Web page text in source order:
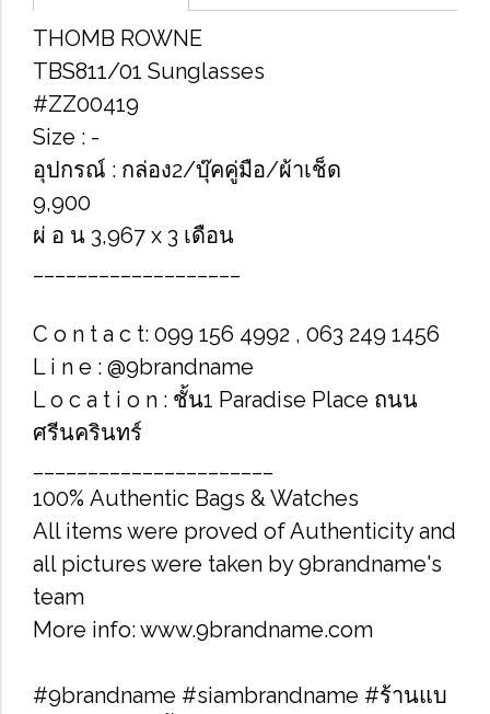
THOMB ROWNE
TBS811/01 Sunglasses
#ZZ00419
Size : -
อุปกรณ์ : กล่อง2/บุ๊คคู่มือ/ผ้าเช็ด
9,900
ผ่ อ น 3,967 x 3 เดือน
C o n t a c t: 099 156 4992 , 063 249 1456
L i n e : @9brandname
L o c a t i o n : ชั้น1 Paradise Place ถนน
ศรีนครินทร์
100% Authentic Bags & Watches
All items were proved of Authenticity and
all pictures were taken by 9brandname's
team
More info: www.9brandname.com
#9brandname #siambrandname #ร้านแบ